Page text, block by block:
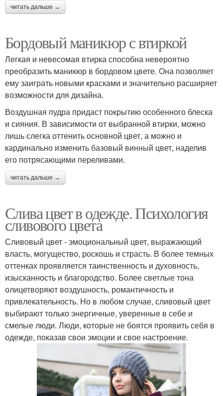
читать дальше →
Бордовый маникюр с втиркой
Легкая и невесомая втирка способна невероятно
преобразить маникюр в бордовом цвете. Она позволяет
ему заиграть новыми красками и значительно расширяет
возможности для дизайна.
Воздушная пудра придаст покрытию особенного блеска
и сияния. В зависимости от выбранной втирки, можно
лишь слегка оттенить основной цвет, а можно и
кардинально изменить базовый винный цвет, наделив
его потрясающими переливами.
читать дальше →
Слива цвет в одежде. Психология
сливового цвета
Сливовый цвет - эмоциональный цвет, выражающий
власть, могущество, роскошь и страсть. В более темных
оттенках проявляется таинственность и духовность,
изысканность и благородство. Более светлые тона
олицетворяют воздушность, романтичность и
привлекательность. Но в любом случае, сливовый цвет
выбирают только энергичные, уверенные в себе и
смелые люди. Люди, которые не боятся проявить себя в
одежде, показав свои эмоции и свое настроение.